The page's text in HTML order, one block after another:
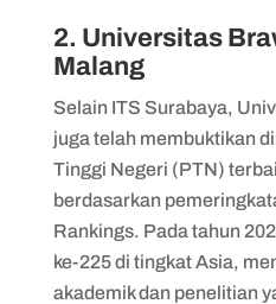
2. Universitas
Malang
Selain ITS Surabaya,
juga telah membuktikan
Tinggi Negeri (PTN)
berdasarkan
Rankings. Pada tahun
ke-225 di tingkat Asia,
akademik dan penelitian